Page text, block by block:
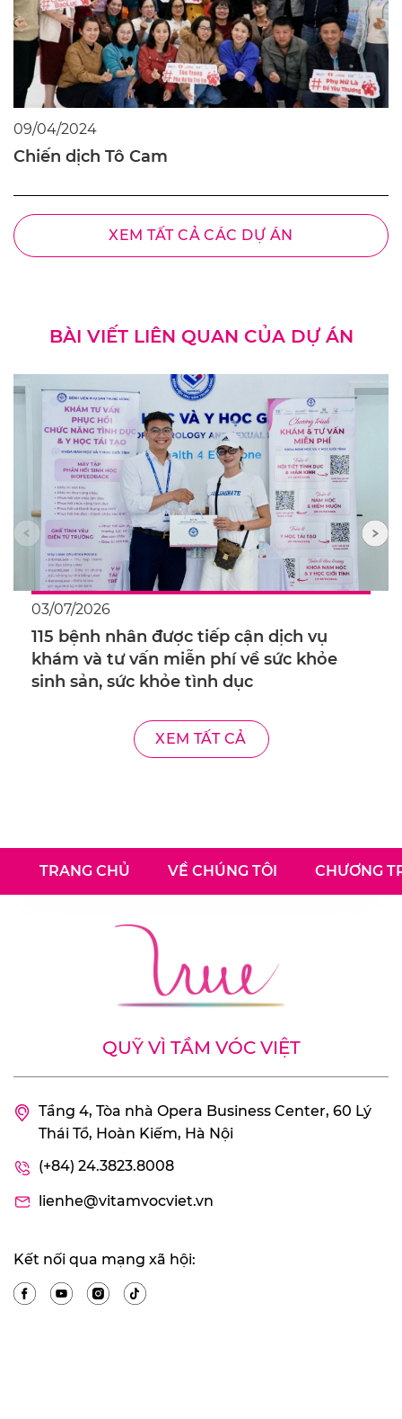
09/04/2024
Chiến dịch Tô Cam
XEM TẤT CẢ CÁC DỰ ÁN
BÀI VIẾT LIÊN QUAN CỦA DỰ ÁN
03/07/2026
115 bệnh nhân được tiếp cận dịch vụ
khám và tư vấn miễn phí về sức khỏe
sinh sản, sức khỏe tình dục
XEM TẤT CẢ
TRANG CHỦ VỀ CHÚNG TÔI CHƯƠNG
QUỸ VÌ TẦM VÓC VIỆT
Tầng 4, Tòa nhà Opera Business Center, 60 Lý
Thái Tổ, Hoàn Kiếm, Hà Nội
(+84) 24.3823.8008
lienhe@vitamvocviet.vn
Kết nối qua mạng xã hội: